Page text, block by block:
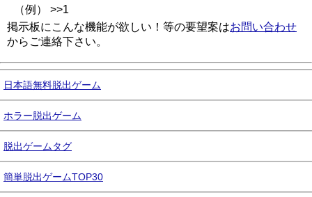
（例） >>1
掲示板にこんな機能が欲しい！等の要望案はお問い合わせ
からご連絡下さい。
日本語無料脱出ゲーム
ホラー脱出ゲーム
脱出ゲームタグ
簡単脱出ゲームTOP30